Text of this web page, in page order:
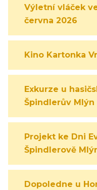
Výletní vláček
června 2026
Kino Kartonka
Exkurze u
Špindlerův Mlýn
Projekt ke Dni
Špindlerově
Dopoledne u